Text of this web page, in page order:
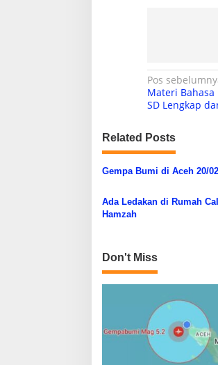
N
a
i
a
s
o
s
Pos
Materi
SD Lengkap
Related Posts
Gempa Bumi di Aceh 20/
Ada Ledakan di Rumah
Hamzah
Don't Miss